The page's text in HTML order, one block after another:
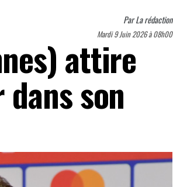
ParLa rédaction
Mardi 9 Juin 2026 à 08h00
attire
dans son